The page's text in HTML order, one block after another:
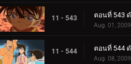
11 - 543
Aug. 01, 2009
11 - 544
Aug. 08, 2009